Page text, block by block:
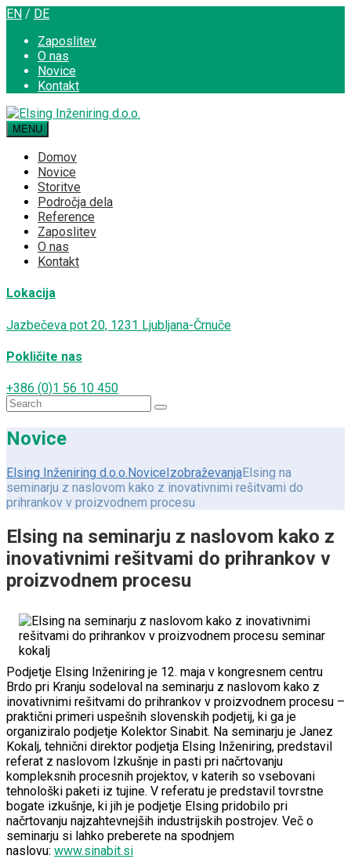
EN / DE
Zaposlitev
O nas
Novice
Kontakt
MENU
Domov
Novice
Storitve
Področja dela
Reference
Zaposlitev
O nas
Kontakt
Lokacija
Jazbečeva pot 20, 1231 Ljubljana-Črnuče
Pokličite nas
+386 (0)1 56 10 450
Search
for:
Novice
Elsing Inženiring d.o.o.NoviceIzobraževanjaElsing na
seminarju z naslovom kako z inovativnimi rešitvami do
prihrankov v proizvodnem procesu
Elsing na seminarju z naslovom kako z
inovativnimi rešitvami do prihrankov v
proizvodnem procesu
Podjetje Elsing Inženiring je 12. maja v kongresnem centru
Brdo pri Kranju sodeloval na seminarju z naslovom kako z
inovativnimi rešitvami do prihrankov v proizvodnem procesu –
praktični primeri uspešnih slovenskih podjetij, ki ga je
organiziralo podjetje Kolektor Sinabit. Na seminarju je Janez
Kokalj, tehnični direktor podjetja Elsing Inženiring, predstavil
referat z naslovom Izkušnje in pasti pri načrtovanju
kompleksnih procesnih projektov, v katerih so vsebovani
tehnološki paketi iz tujine. V referatu je predstavil tovrstne
bogate izkušnje, ki jih je podjetje Elsing pridobilo pri
načrtovanju najzahtevnejših industrijskih postrojev. Več o
seminarju si lahko preberete na spodnjem
naslovu: www.sinabit.si